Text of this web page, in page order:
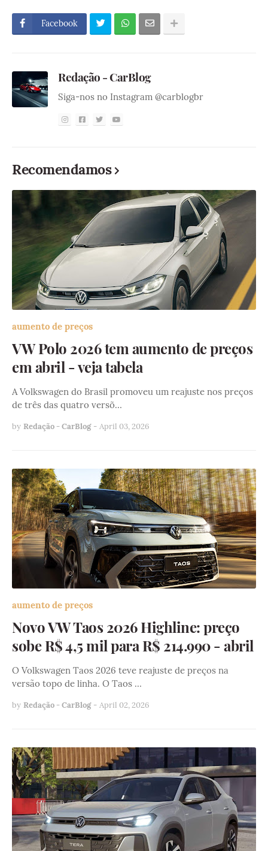
Facebook
Redação - CarBlog
Siga-nos no Instagram @carblogbr
Recomendamos
aumento de preços
VW Polo 2026 tem aumento de preços
em abril - veja tabela
A Volkswagen do Brasil promoveu um reajuste nos preços
de três das quatro versõ…
by Redação - CarBlog - April 03, 2026
aumento de preços
Novo VW Taos 2026 Highline: preço
sobe R$ 4,5 mil para R$ 214.990 - abril
O Volkswagen Taos 2026 teve reajuste de preços na
versão topo de linha. O Taos …
by Redação - CarBlog - April 02, 2026